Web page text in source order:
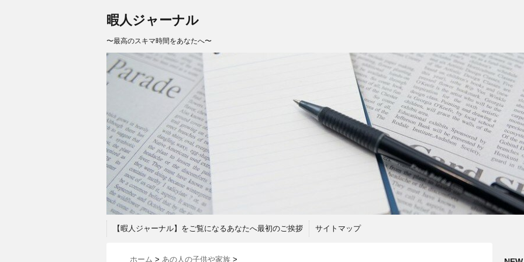
暇人ジャーナル
〜最高のスキマ時間をあなたへ〜
【暇人ジャーナル】をご覧になるあなたへ最初のご挨拶 サイトマップ
ホーム > あの人の子供や家族 >